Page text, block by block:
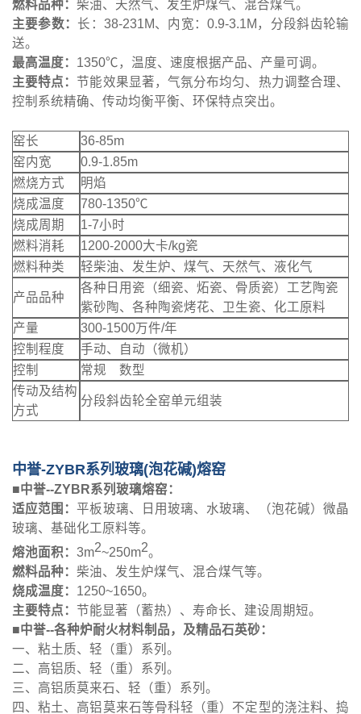
燃料品种： 柴油、天然气、发生炉煤气、混合煤气。
主要参数： 长：38-231M、内宽：0.9-3.1M，分段斜齿轮输
送。
最高温度： 1350℃，温度、速度根据产品、产量可调。
主要特点：节能效果显著，气氛分布均匀、热力调整合理、
控制系统精确、传动均衡平衡、环保特点突出。
窑长
36-85m
窑内宽
0.9-1.85m
燃烧方式
明焰
烧成温度
780-1350℃
烧成周期
1-7小时
燃料消耗
1200-2000大卡/kg瓷
燃料种类
轻柴油、发生炉、煤气、天然气、液化气
产品品种
各种日用瓷（细瓷、炻瓷、骨质瓷）工艺陶瓷
紫砂陶、各种陶瓷烤花、卫生瓷、化工原料
产量
300-1500万件/年
控制程度
手动、自动（微机）
控制
常规 数型
传动及结构
方式
分段斜齿轮全窑单元组装
中誉-ZYBR系列玻璃(泡花碱)熔窑
■中誉--ZYBR系列玻璃熔窑：
适应范围：平板玻璃、日用玻璃、水玻璃、（泡花碱）微晶
玻璃、基础化工原料等。
熔池面积： 3m2~250m2。
燃料品种： 柴油、发生炉煤气、混合煤气等。
烧成温度： 1250~1650。
主要特点： 节能显著（蓄热）、寿命长、建设周期短。
■中誉--各种炉耐火材料制品，及精品石英砂：
一、粘土质、轻（重）系列。
二、高铝质、轻（重）系列。
三、高铝质莫来石、轻（重）系列。
四、粘土、高铝莫来石等骨科轻（重）不定型的浇注料、捣